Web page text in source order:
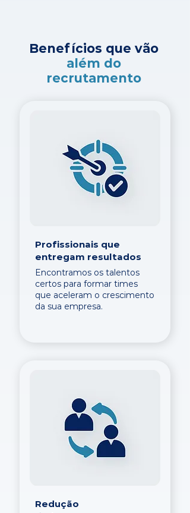
Benefícios que vão
além do
recrutamento
Profissionais que
entregam resultados
Encontramos os talentos
certos para formar times
que aceleram o crescimento
da sua empresa.
Redução